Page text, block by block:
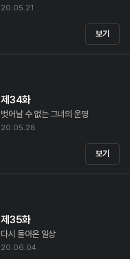
20.05.21
보기
제34화
벗어날 수 없는 그녀의 운명
20.05.28
보기
제35화
다시 돌아온 일상
20.06.04